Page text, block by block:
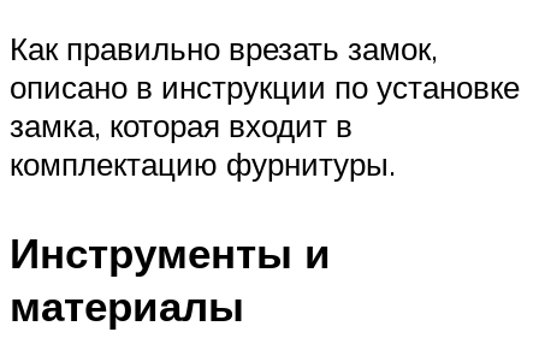
Как правильно врезать замок,
описано в инструкции по установке
замка, которая входит в
комплектацию фурнитуры.
Инструменты и
материалы